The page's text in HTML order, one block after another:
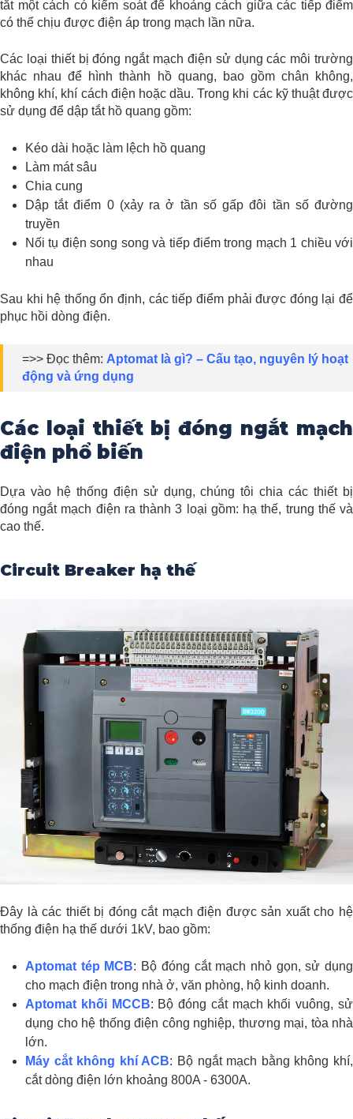
tắt một cách có kiểm soát để khoảng cách giữa các tiếp điểm
có thể chịu được điện áp trong mạch lần nữa.
Các loại thiết bị đóng ngắt mạch điện sử dụng các môi trường
khác nhau để hình thành hồ quang, bao gồm chân không,
không khí, khí cách điện hoặc dầu. Trong khi các kỹ thuật được
sử dụng để dập tắt hồ quang gồm:
Kéo dài hoặc làm lệch hồ quang
Làm mát sâu
Chia cung
Dập tắt điểm 0 (xảy ra ở tần số gấp đôi tần số đường
truyền
Nối tụ điện song song và tiếp điểm trong mạch 1 chiều với
nhau
Sau khi hệ thống ổn định, các tiếp điểm phải được đóng lại để
phục hồi dòng điện.
=>> Đọc thêm: Aptomat là gì? – Cấu tạo, nguyên lý hoạt
động và ứng dụng
Các loại thiết bị đóng ngắt mạch
điện phổ biến
Dựa vào hệ thống điện sử dụng, chúng tôi chia các thiết bị
đóng ngắt mạch điện ra thành 3 loại gồm: hạ thế, trung thế và
cao thế.
Circuit Breaker hạ thế
Đây là các thiết bị đóng cắt mạch điện được sản xuất cho hệ
thống điện hạ thế dưới 1kV, bao gồm:
Aptomat tép MCB: Bộ đóng cắt mạch nhỏ gọn, sử dụng
cho mạch điện trong nhà ở, văn phòng, hộ kinh doanh.
Aptomat khối MCCB: Bộ đóng cắt mạch khối vuông, sử
dụng cho hệ thống điện công nghiệp, thương mại, tòa nhà
lớn.
Máy cắt không khí ACB: Bộ ngắt mạch bằng không khí,
cắt dòng điện lớn khoảng 800A - 6300A.